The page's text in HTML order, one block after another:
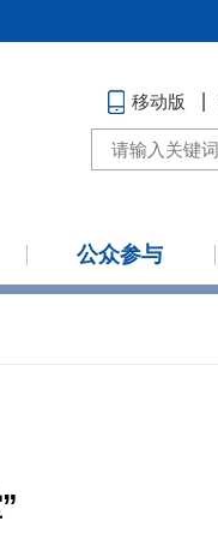
移动版
公众参与